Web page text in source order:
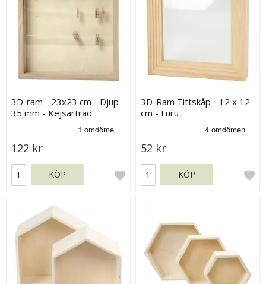
3D-ram - 23x23 cm - Djup
35 mm - Kejsarträd
122 kr
KÖP
3D-Ram Tittskåp - 12 x 12
cm - Furu
52 kr
KÖP